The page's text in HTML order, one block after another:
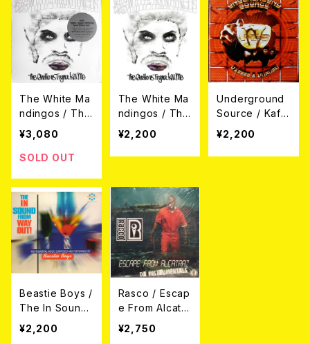
The White Ma
ndingos / The
Ghetto Is Tryn
a Kill Me (2LP/
LTD. WHITE VI
¥3,080
SOLD OUT
The White Ma
ndingos / The
Ghetto Is Tryn
a Kill Me (CD)
¥2,200
Underground
Source / Kaff
ee & Kuchen
(2LP)
¥2,200
Beastie Boys /
The In Sound
From Way Out!
(DIGIPACK C
¥2,200
Rasco / Escap
e From Alcatra
z Da Instrume
ntals (2xLP)
¥2,750